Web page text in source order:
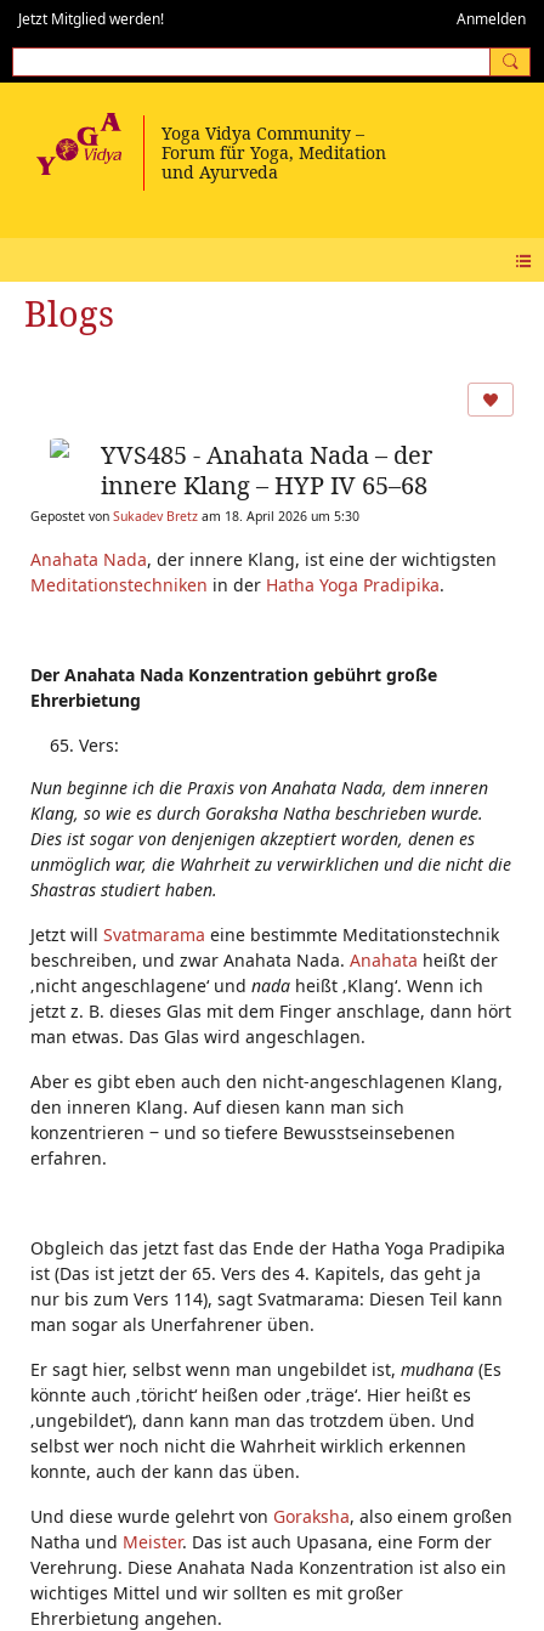
Jetzt Mitglied werden! Anmelden
Blogs
YVS485 - Anahata Nada – der
innere Klang – HYP IV 65–68
Gepostet von Sukadev Bretz am 18. April 2026 um 5:30
Anahata Nada, der innere Klang, ist eine der wichtigsten
Meditationstechniken in der Hatha Yoga Pradipika.
Der Anahata Nada Konzentration gebührt große
Ehrerbietung
Vers:
Nun beginne ich die Praxis von Anahata Nada, dem inneren
Klang, so wie es durch Goraksha Natha beschrieben wurde.
Dies ist sogar von denjenigen akzeptiert worden, denen es
unmöglich war, die Wahrheit zu verwirklichen und die nicht die
Shastras studiert haben.
Jetzt will Svatmarama eine bestimmte Meditationstechnik
beschreiben, und zwar Anahata Nada. Anahata heißt der
‚nicht angeschlagene‘ und nada heißt ‚Klang‘. Wenn ich
jetzt z. B. dieses Glas mit dem Finger anschlage, dann hört
man etwas. Das Glas wird angeschlagen.
Aber es gibt eben auch den nicht-angeschlagenen Klang,
den inneren Klang. Auf diesen kann man sich
konzentrieren ‒ und so tiefere Bewusstseinsebenen
erfahren.
Obgleich das jetzt fast das Ende der Hatha Yoga Pradipika
ist (Das ist jetzt der 65. Vers des 4. Kapitels, das geht ja
nur bis zum Vers 114), sagt Svatmarama: Diesen Teil kann
man sogar als Unerfahrener üben.
Er sagt hier, selbst wenn man ungebildet ist, mudhana (Es
könnte auch ‚töricht‘ heißen oder ‚träge‘. Hier heißt es
‚ungebildet‘), dann kann man das trotzdem üben. Und
selbst wer noch nicht die Wahrheit wirklich erkennen
konnte, auch der kann das üben.
Und diese wurde gelehrt von Goraksha, also einem großen
Natha und Meister. Das ist auch Upasana, eine Form der
Verehrung. Diese Anahata Nada Konzentration ist also ein
wichtiges Mittel und wir sollten es mit großer
Ehrerbietung angehen.